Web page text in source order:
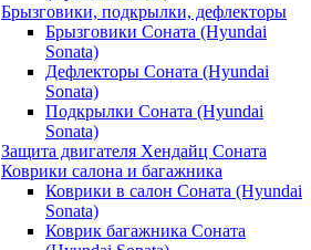
Брызговики, подкрылки, дефлекторы
Брызговики Соната (Hyundai
Sonata)
Дефлекторы Соната (Hyundai
Sonata)
Подкрылки Соната (Hyundai
Sonata)
Защита двигателя Хендайц Соната
Коврики салона и багажника
Коврики в салон Соната (Hyundai
Sonata)
Коврик багажника Соната